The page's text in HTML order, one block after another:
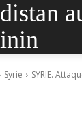
Syrie
SYRIE.